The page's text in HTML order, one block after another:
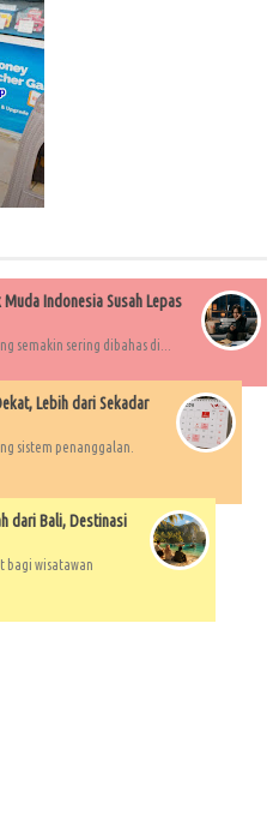
Indonesia Susah Lepas
semakin sering dibahas di...
Lebih dari Sekadar
sistem penanggalan.
dari Bali, Destinasi
bagi wisatawan